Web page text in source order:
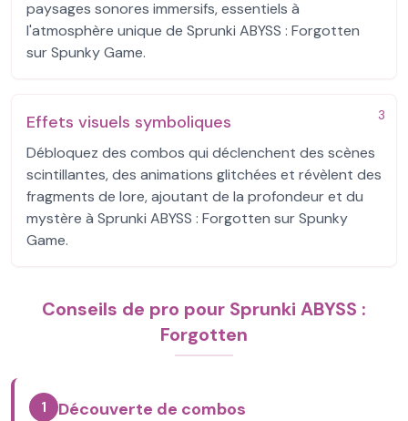
paysages sonores immersifs, essentiels à
l'atmosphère unique de Sprunki ABYSS : Forgotten
sur Spunky Game.
3
Effets visuels symboliques
Débloquez des combos qui déclenchent des scènes
scintillantes, des animations glitchées et révèlent des
fragments de lore, ajoutant de la profondeur et du
mystère à Sprunki ABYSS : Forgotten sur Spunky
Game.
Conseils de pro pour Sprunki ABYSS :
Forgotten
1 Découverte de combos